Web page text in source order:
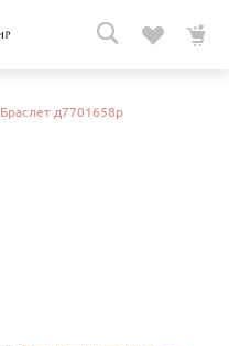
Браслет д7701658р